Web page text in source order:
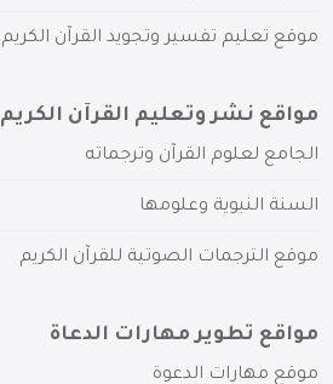
موقع تعليم تفسير وتجويد القرآن الكريم
مواقع نشر وتعليم القرآن الكريم
الجامع لعلوم القرآن وترجماته
السنة النبوية وعلومها
موقع الترجمات الصوتية للقرآن الكريم
مواقع تطوير مهارات الدعاة
موقع مهارات الدعوة